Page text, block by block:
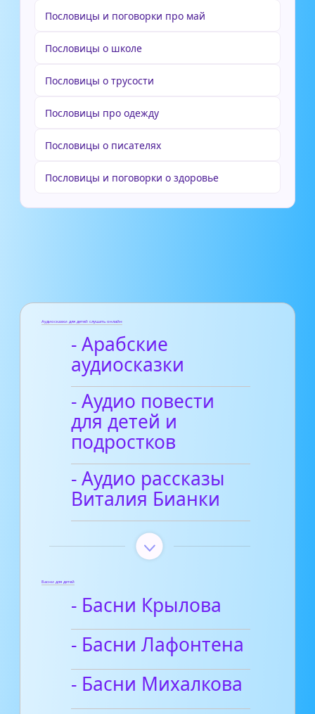
Пословицы и поговорки про май
Пословицы о школе
Пословицы о трусости
Пословицы про одежду
Пословицы о писателях
Пословицы и поговорки о здоровье
Аудиосказки для детей слушать онлайн
- Арабские
аудиосказки
- Аудио повести
для детей и
подростков
- Аудио рассказы
Виталия Бианки
Басни для детей
- Басни Крылова
- Басни Лафонтена
- Басни Михалкова